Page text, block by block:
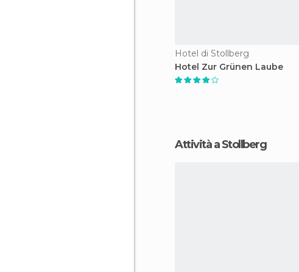
Hotel di Stollberg
Hotel Zur Grünen Laube
Attività a Stollberg